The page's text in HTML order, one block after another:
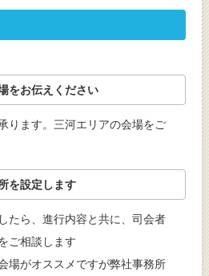
をお伝えください
ります。三河エリアの会場をご
を設定します
たら、進行内容と共に、司会者
ご相談します
場がオススメですが弊社事務所